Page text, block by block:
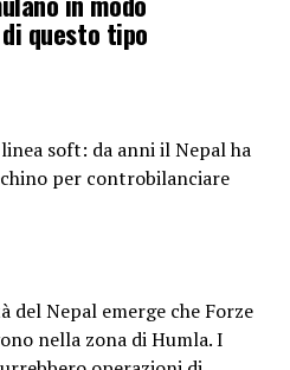
questo tipo
soft: da anni il Nepal ha
per controbilanciare
Nepal emerge che Forze
nella zona di Humla. I